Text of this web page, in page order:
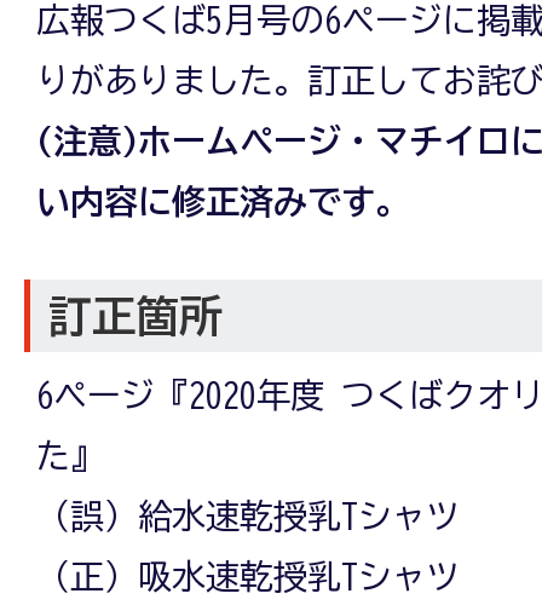
広報つくば5月号の6ページに掲
りがありました。訂正してお詫
(注意)ホームページ・マチイロ
い内容に修正済みです。
訂正箇所
6ページ『2020年度 つくばクオ
た』
（誤）給水速乾授乳Tシャツ
（正）吸水速乾授乳Tシャツ